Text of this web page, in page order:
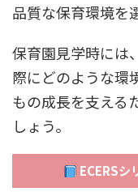
品質な保育環境を
保育園見学時には
際にどのような環
もの成長を支える
しょう。
ECERSシ